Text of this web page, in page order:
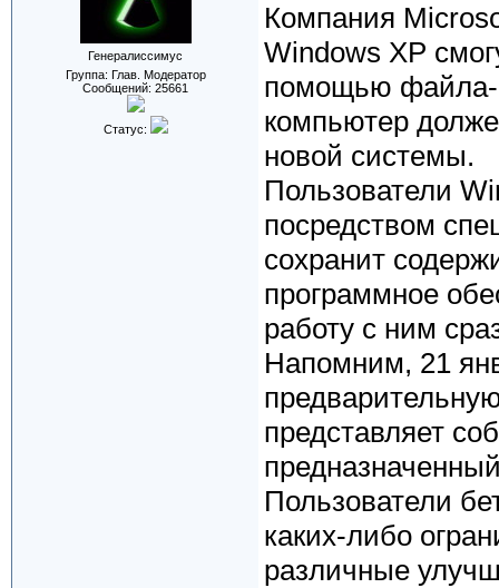
Генералиссимус
Группа: Глав. Модератор
Сообщений: 25661
Статус:
Компания
Windows XP
помощью файла-
компьютер
новой системы.
Пользователи
посредством
сохранит
программное
работу с ним
Напомним, 21
представляет
Пользователи
каких-либо
различные